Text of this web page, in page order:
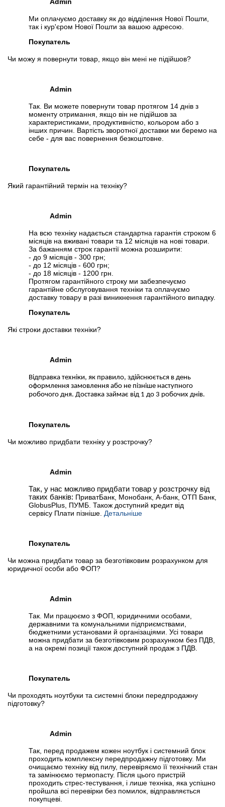
Admin
Ми оплачуємо доставку як до відділення Нової Пошти,
так і кур'єром Нової Пошти за вашою адресою.
Покупатель
Чи можу я повернути товар, якщо він мені не підійшов?
Admin
Так. Ви можете повернути товар протягом 14 днів з
моменту отримання, якщо він не підійшов за
характеристиками, продуктивністю, кольором або з
інших причин. Вартість зворотної доставки ми беремо на
себе - для вас повернення безкоштовне.
Покупатель
Який гарантійний термін на техніку?
Admin
На всю техніку надається стандартна гарантія строком 6
місяців на вживані товари та 12 місяців на нові товари.
За бажанням строк гарантії можна розширити:
- до 9 місяців - 300 грн;
- до 12 місяців - 600 грн;
- до 18 місяців - 1200 грн.
Протягом гарантійного строку ми забезпечуємо
гарантійне обслуговування техніки та оплачуємо
доставку товару в разі виникнення гарантійного випадку.
Покупатель
Які строки доставки техніки?
Admin
Відправка техніки, як правило, здійснюється в день
оформлення замовлення або не пізніше наступного
робочого дня. Доставка займає від 1 до 3 робочих днів.
Покупатель
Чи можливо придбати техніку у розстрочку?
Admin
Так, у нас можливо придбати товар у розстрочку від
таких банків: ПриватБанк, Монобанк, А-банк, ОТП Банк,
GlobusPlus, ПУМБ. Також доступний кредит від
сервісу Плати пізніше. Детальніше
Покупатель
Чи можна придбати товар за безготівковим розрахунком для
юридичної особи або ФОП?
Admin
Так. Ми працюємо з ФОП, юридичними особами,
державними та комунальними підприємствами,
бюджетними установами й організаціями. Усі товари
можна придбати за безготівковим розрахунком без ПДВ,
а на окремі позиції також доступний продаж з ПДВ.
Покупатель
Чи проходять ноутбуки та системні блоки передпродажну
підготовку?
Admin
Так, перед продажем кожен ноутбук і системний блок
проходить комплексну передпродажну підготовку. Ми
очищаємо техніку від пилу, перевіряємо її технічний стан
та замінюємо термопасту. Після цього пристрій
проходить стрес-тестування, і лише техніка, яка успішно
пройшла всі перевірки без помилок, відправляється
покупцеві.